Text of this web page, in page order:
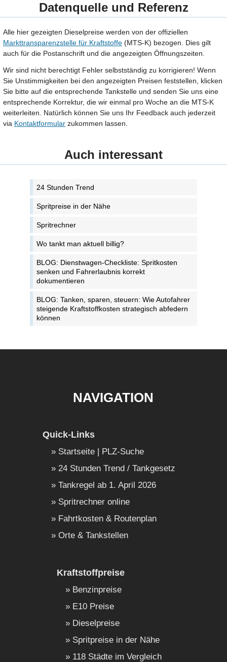
Datenquelle und Referenz
Alle hier gezeigten Dieselpreise werden von der offiziellen
Markttransparenzstelle für Kraftstoffe (MTS-K) bezogen. Dies gilt
auch für die Postanschrift und die angezeigten Öffnungszeiten.
Wir sind nicht berechtigt Fehler selbstständig zu korrigieren! Wenn
Sie Unstimmigkeiten bei den angezeigten Preisen feststellen, klicken
Sie bitte auf die entsprechende Tankstelle und senden Sie uns eine
entsprechende Korrektur, die wir einmal pro Woche an die MTS-K
weiterleiten. Natürlich können Sie uns Ihr Feedback auch jederzeit
via Kontaktformular zukommen lassen.
Auch interessant
24 Stunden Trend
Spritpreise in der Nähe
Spritrechner
Wo tankt man aktuell billig?
BLOG: Dienstwagen-Checkliste: Spritkosten
senken und Fahrerlaubnis korrekt
dokumentieren
BLOG: Tanken, sparen, steuern: Wie Autofahrer
steigende Kraftstoffkosten strategisch abfedern
können
NAVIGATION
Quick-Links
Startseite | PLZ-Suche
24 Stunden Trend / Tankgesetz
Tankregel ab 1. April 2026
Spritrechner online
Fahrtkosten & Routenplan
Orte & Tankstellen
Kraftstoffpreise
Benzinpreise
E10 Preise
Dieselpreise
Spritpreise in der Nähe
118 Städte im Vergleich